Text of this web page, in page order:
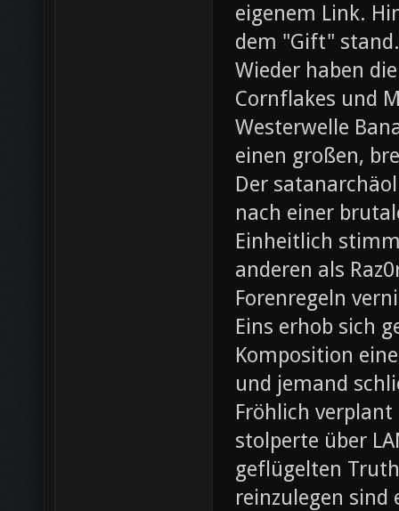
eigenem Link.
dem "Gift" stand.
Wieder haben
Cornflakes und
Westerwelle
einen großen,
Der
nach einer
Einheitlich
anderen als
Forenregeln
Eins erhob sich
Komposition
und jemand
Fröhlich
stolperte über
geflügelten
reinzulegen sind